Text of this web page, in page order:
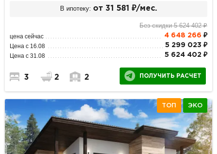
В ипотеку: от 31 581 ₽/мес.
Без скидки 5 624 402 ₽
цена сейчас 4 648 266 ₽
Цена с 16.08 5 299 023 ₽
Цена с 31.08 5 624 402 ₽
3 2 2 ПОЛУЧИТЬ РАСЧЕТ
ТОП ЭКО